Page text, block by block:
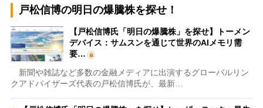
戸松信博の明日の爆騰株を探せ！
【戸松信博氏「明日の爆騰株」を探せ】トーメン
デバイス：サムスンを通じて世界のAIメモリ需
要…
新聞や雑誌など多数の金融メディアに出演するグローバルリン
クアドバイザーズ代表の戸松信博氏が、最新…